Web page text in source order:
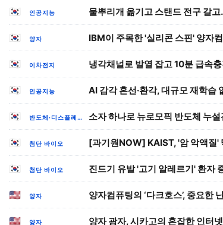
🇰🇷 인공지능
🇰🇷 양자 IBM이 주목한 '실리콘 스핀' 양자
🇰🇷 이차전지
🇰🇷 인공지능 AI 감각 혼선·환각, 대규모 재학습
🇰🇷 반도체·디스플레이
🇰🇷 첨단 바이오 [과기원NOW] KAIST, '암 악액질'
🇰🇷 첨단 바이오 진드기 유발 '고기 알레르기' 환자
🇺🇸 양자 양자컴퓨팅의 ‘다크호스’, 중요한
🇺🇸 양자